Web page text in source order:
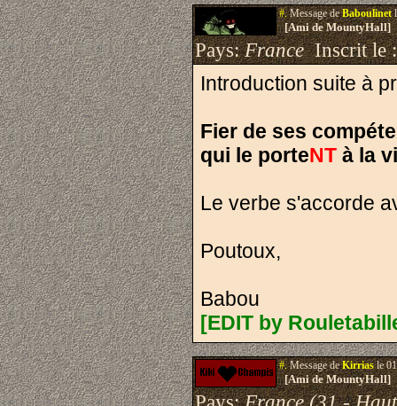
#.Message deBaboulinet
[Ami de MountyHall]
Pays:FranceInscrit le
Introduction suite à
Fier de ses
qui le porteNT à la
Le verbe s'accorde
Poutoux,
Babou
[EDIT by
#.Message deKirriasle
[Ami de MountyHall]